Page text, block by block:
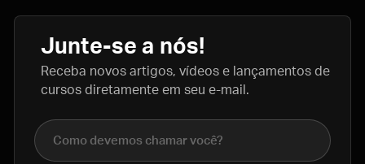
Junte-se a nós!
Receba novos artigos, vídeos e lançamentos de
cursos diretamente em seu e-mail.
Nome completo